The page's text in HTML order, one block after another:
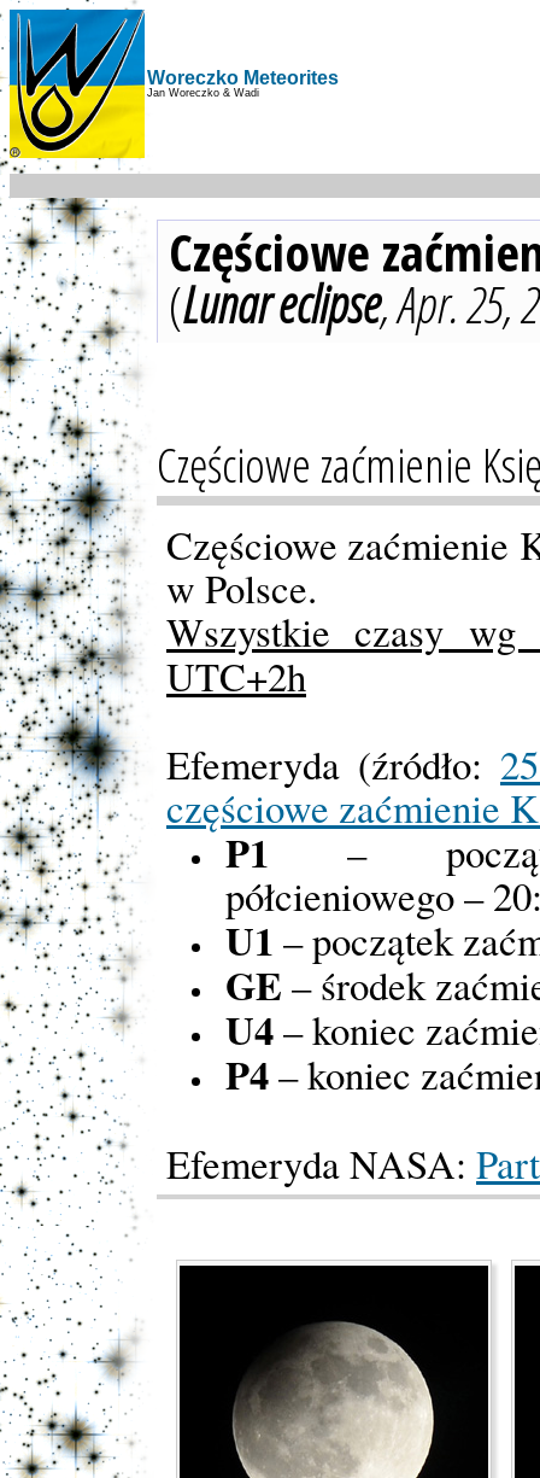
Woreczko Meteorites
Jan Woreczko & Wadi
Częściowe
(Lunar eclipse, Apr. 25,
Częściowe zaćmienie
Częściowe zaćmienie
w Polsce.
Wszystkie czasy
UTC+2h
Efemeryda (źródło:
częściowe zaćmienie
P1 –
półcieniowego –
U1 – początek
GE – środek
U4– koniec
P4– koniec
Efemeryda NASA: